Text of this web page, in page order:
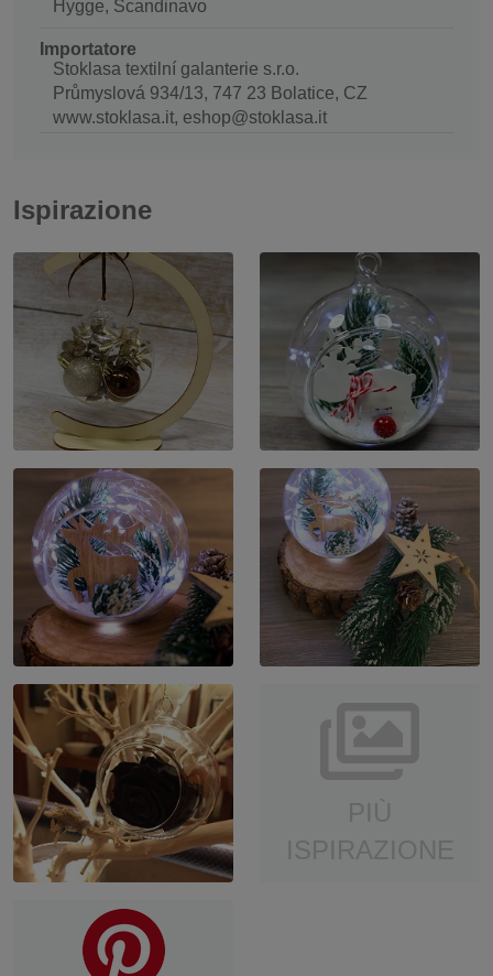
Hygge, Scandinavo
Importatore
Stoklasa textilní galanterie s.r.o.
Průmyslová 934/13, 747 23 Bolatice, CZ
www.stoklasa.it, eshop@stoklasa.it
Ispirazione